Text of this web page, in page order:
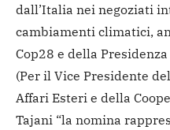
dall’Italia nei negoziati
cambiamenti climatici,
Cop28 e della
(Per il Vice Presidente
Affari Esteri e della
Tajani “la nomina